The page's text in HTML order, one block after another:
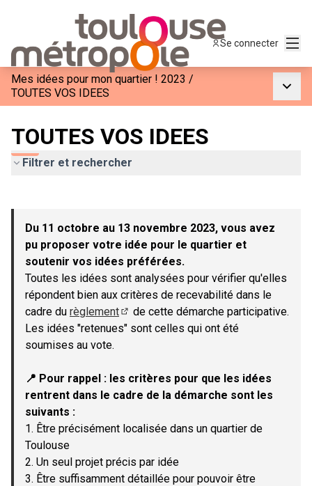
Se connecter
Mes idées pour mon quartier ! 2023 /
TOUTES VOS IDEES
TOUTES VOS IDEES
Filtrer et rechercher
−
Du 11 octobre au 13 novembre 2023, vous avez
pu proposer votre idée pour le quartier et
soutenir vos idées préférées.
Toutes les idées sont analysées pour vérifier qu'elles
répondent bien aux critères de recevabilité dans le
cadre du règlement
(Lien externe)
de cette démarche participative.
Les idées "retenues" sont celles qui ont été
soumises au vote.
📍 Pour rappel : les critères pour que les idées
rentrent dans le cadre de la démarche sont les
suivants :
1. Être précisément localisée dans un quartier de
Toulouse
2. Un seul projet précis par idée
3. Être suffisamment détaillée pour pouvoir être